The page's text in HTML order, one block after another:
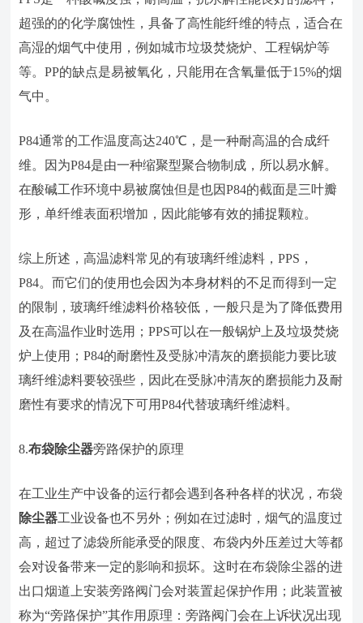
超强的的化学腐蚀性，具备了高性能纤维的特点，适合在
高湿的烟气中使用，例如城市垃圾焚烧炉、工程锅炉等
等。PP的缺点是易被氧化，只能用在含氧量低于15%的烟
气中。
P84通常的工作温度高达240℃，是一种耐高温的合成纤
维。因为P84是由一种缩聚型聚合物制成，所以易水解。
在酸碱工作环境中易被腐蚀但是也因P84的截面是三叶瓣
形，单纤维表面积增加，因此能够有效的捕捉颗粒。
综上所述，高温滤料常见的有玻璃纤维滤料，PPS，
P84。而它们的使用也会因为本身材料的不足而得到一定
的限制，玻璃纤维滤料价格较低，一般只是为了降低费用
及在高温作业时选用；PPS可以在一般锅炉上及垃圾焚烧
炉上使用；P84的耐磨性及受脉冲清灰的磨损能力要比玻
璃纤维滤料要较强些，因此在受脉冲清灰的磨损能力及耐
磨性有要求的情况下可用P84代替玻璃纤维滤料。
8.布袋除尘器旁路保护的原理
在工业生产中设备的运行都会遇到各种各样的状况，布袋
除尘器工业设备也不另外；例如在过滤时，烟气的温度过
高，超过了滤袋所能承受的限度、布袋内外压差过大等都
会对设备带来一定的影响和损坏。这时在布袋除尘器的进
出口烟道上安装旁路阀门会对装置起保护作用；此装置被
称为“旁路保护”其作用原理：旁路阀门会在上诉状况出现